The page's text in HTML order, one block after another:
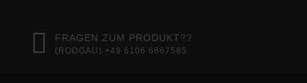
FRAGEN ZUM PRODUKT??
(RODGAU) +49 6106 6667585